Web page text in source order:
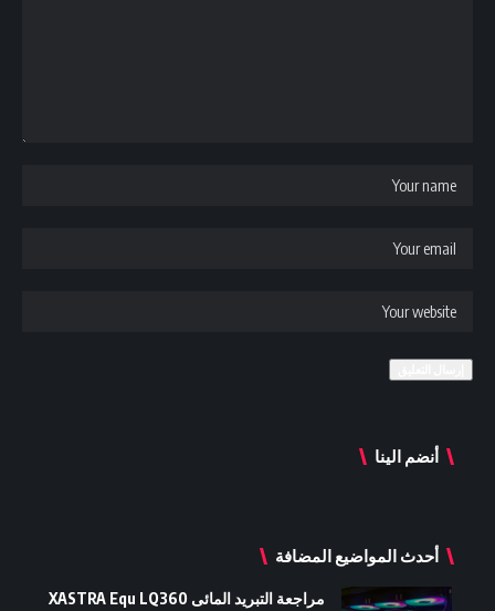
أنضم الينا
أحدث المواضيع المضافة
مراجعة التبريد المائى XASTRA Equ LQ360